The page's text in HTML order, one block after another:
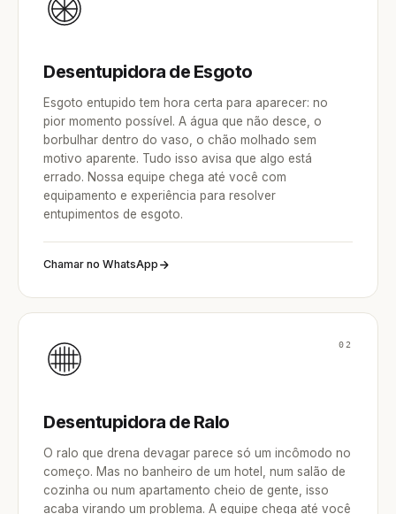
Desentupidora de Esgoto
Esgoto entupido tem hora certa para aparecer: no
pior momento possível. A água que não desce, o
borbulhar dentro do vaso, o chão molhado sem
motivo aparente. Tudo isso avisa que algo está
errado. Nossa equipe chega até você com
equipamento e experiência para resolver
entupimentos de esgoto.
Chamar no WhatsApp
02
Desentupidora de Ralo
O ralo que drena devagar parece só um incômodo no
começo. Mas no banheiro de um hotel, num salão de
cozinha ou num apartamento cheio de gente, isso
acaba virando um problema. A equipe chega até você